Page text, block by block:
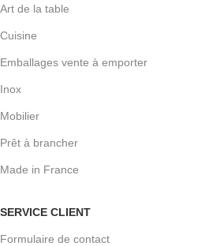
Art de la table
Cuisine
Emballages vente à emporter
Inox
Mobilier
Prêt à brancher
Made in France
SERVICE CLIENT
Formulaire de contact